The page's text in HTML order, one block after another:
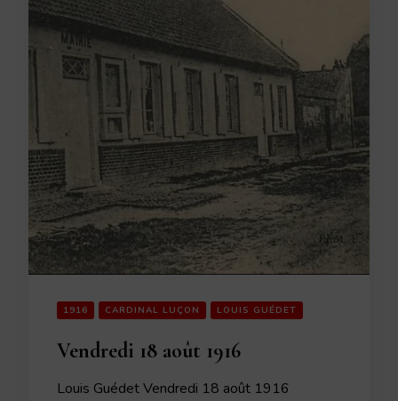
1916 CARDINAL LUÇON LOUIS GUÉDET
Vendredi 18 août 1916
Louis Guédet Vendredi 18 août 1916